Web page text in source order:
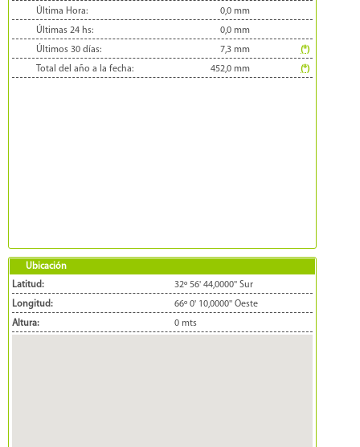
Última Hora: 0,0 mm
Últimas 24 hs:
0,0 mm
Últimos 30 días:
7,3 mm
(*)
Total del año a la fecha:
452,0 mm (*)
Ubicación
Latitud:
32º 56' 44,0000'' Sur
Longitud:
66º 0' 10,0000'' Oeste
Altura:
0 mts